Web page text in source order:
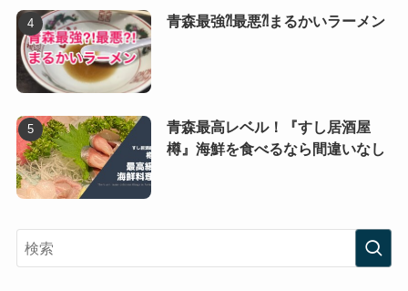
青森最強⁈最悪⁈まるかいラーメン
青森最高レベル！『すし居酒屋
樽』海鮮を食べるなら間違いなし